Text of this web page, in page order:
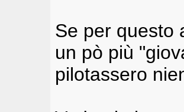
Se per questo
un pò più
pilotassero